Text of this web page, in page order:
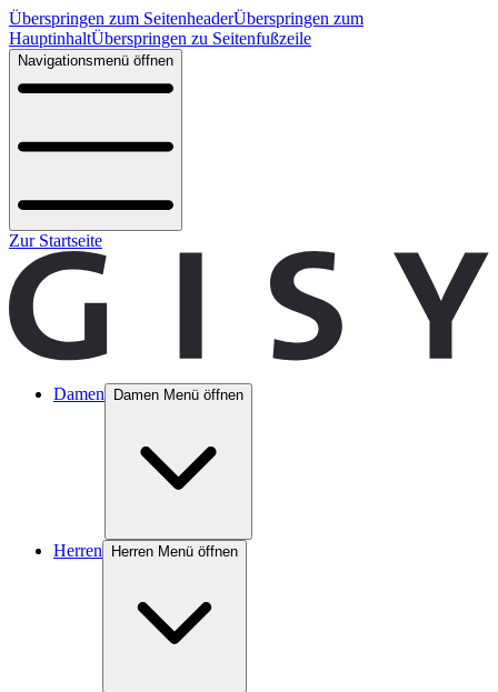
Überspringen zum SeitenheaderÜberspringen zum
HauptinhaltÜberspringen zu Seitenfußzeile
Navigationsmenü öffnen
Zur Startseite
Damen Damen Menü öffnen
Herren Herren Menü öffnen